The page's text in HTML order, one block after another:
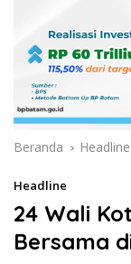
Beranda Headline
Headline
24 Wali
Bersama